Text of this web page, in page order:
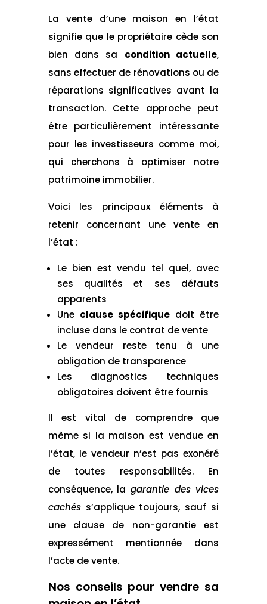
La vente d’une maison en l’état
signifie que le propriétaire cède son
bien dans sa condition actuelle,
sans effectuer de rénovations ou de
réparations significatives avant la
transaction. Cette approche peut
être particulièrement intéressante
pour les investisseurs comme moi,
qui cherchons à optimiser notre
patrimoine immobilier.
Voici les principaux éléments à
retenir concernant une vente en
l’état :
Le bien est vendu tel quel, avec
ses qualités et ses défauts
apparents
Une clause spécifique doit être
incluse dans le contrat de vente
Le vendeur reste tenu à une
obligation de transparence
Les diagnostics techniques
obligatoires doivent être fournis
Il est vital de comprendre que
même si la maison est vendue en
l’état, le vendeur n’est pas exonéré
de toutes responsabilités. En
conséquence, la garantie des vices
cachéss’applique toujours, sauf si
une clause de non-garantie est
expressément mentionnée dans
l’acte de vente.
Nos conseils pourvendre sa